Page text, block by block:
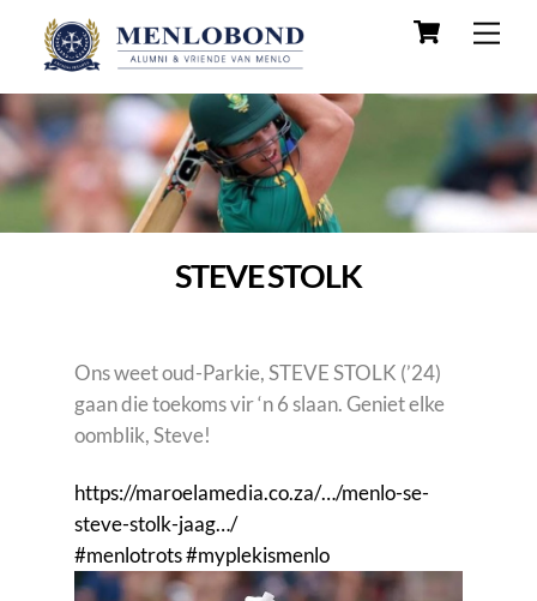
content
Cart
STEVE STOLK
Ons weet oud-Parkie, STEVE STOLK (’24)
gaan die toekoms vir ‘n 6 slaan. Geniet elke
oomblik, Steve!
https://maroelamedia.co.za/…/menlo-se-
steve-stolk-jaag…/
#menlotrots#myplekismenlo